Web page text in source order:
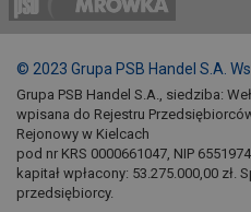
© 2023 Grupa PSB Handel S.A.
Grupa PSB Handel S.A., siedziba:
wpisana do Rejestru
Rejonowy w Kielcach
pod nr KRS 0000661047, NIP
kapitał wpłacony: 53.275.000,00
przedsiębiorcy.